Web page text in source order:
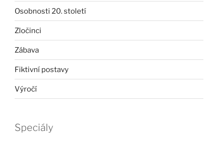
Osobnosti 20. století
Zločinci
Zábava
Fiktivní postavy
Výročí
Speciály